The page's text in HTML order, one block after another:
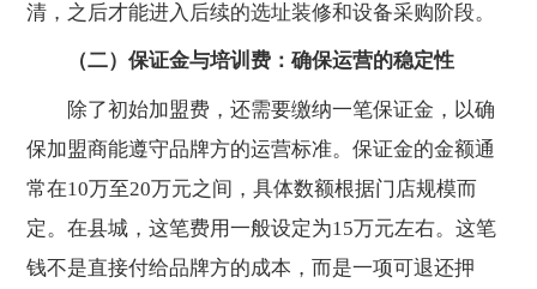
清，之后才能进入后续的选址装修和设备采购阶段。
（二）保证金与培训费：确保运营的稳定性
除了初始加盟费，还需要缴纳一笔保证金，以确
保加盟商能遵守品牌方的运营标准。保证金的金额通
常在10万至20万元之间，具体数额根据门店规模而
定。在县城，这笔费用一般设定为15万元左右。这笔
钱不是直接付给品牌方的成本，而是一项可退还押